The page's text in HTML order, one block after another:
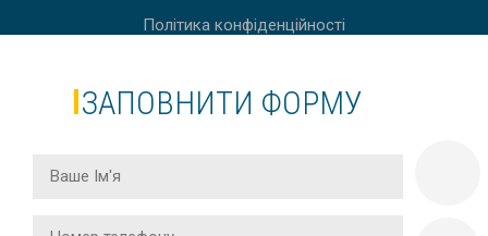
ПРОФЕСІЙНА АНГЛІЙСЬКА ДЛЯ
ЮРИСТІВ В АНГЛІЇ, ЛОНДОН
Політика конфіденційності
ЗАПОВНИТИ ФОРМУ